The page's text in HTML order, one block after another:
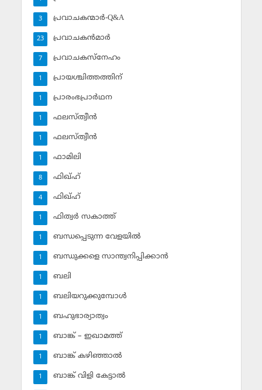
പ്രവാചകന്മാര്‍-Q&A
3
പ്രവാചകന്‍മാര്‍
23
പ്രവാചകസ്‌നേഹം
7
പ്രായശ്ചിത്തത്തിന്
1
പ്രാരംഭപ്രാര്‍ഥന
1
ഫലസ്ത്വീൻ
1
ഫലസ്ത്വീൻ
1
ഫാമിലി
1
ഫിഖ്ഹ്
8
ഫിഖ്ഹ്‌
4
ഫിത്വര്‍ സകാത്ത്‌
1
ബന്ധപ്പെടുന്ന വേളയില്‍
1
ബന്ധുക്കളെ സാന്ത്വനിപ്പിക്കാന്‍
1
ബലി
1
ബലിയറുക്കുമ്പോള്‍
1
ബഹുഭാര്യാത്വം
1
ബാങ്ക് – ഇഖാമത്ത്
1
ബാങ്ക് കഴിഞ്ഞാല്‍
1
ബാങ്ക് വിളി കേട്ടാല്‍
1